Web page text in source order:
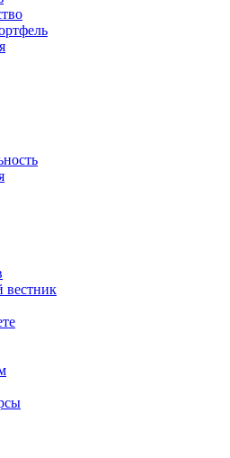
вестник